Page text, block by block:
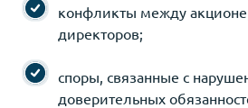
конфликты между
директоров;
споры, связанные с
доверительных